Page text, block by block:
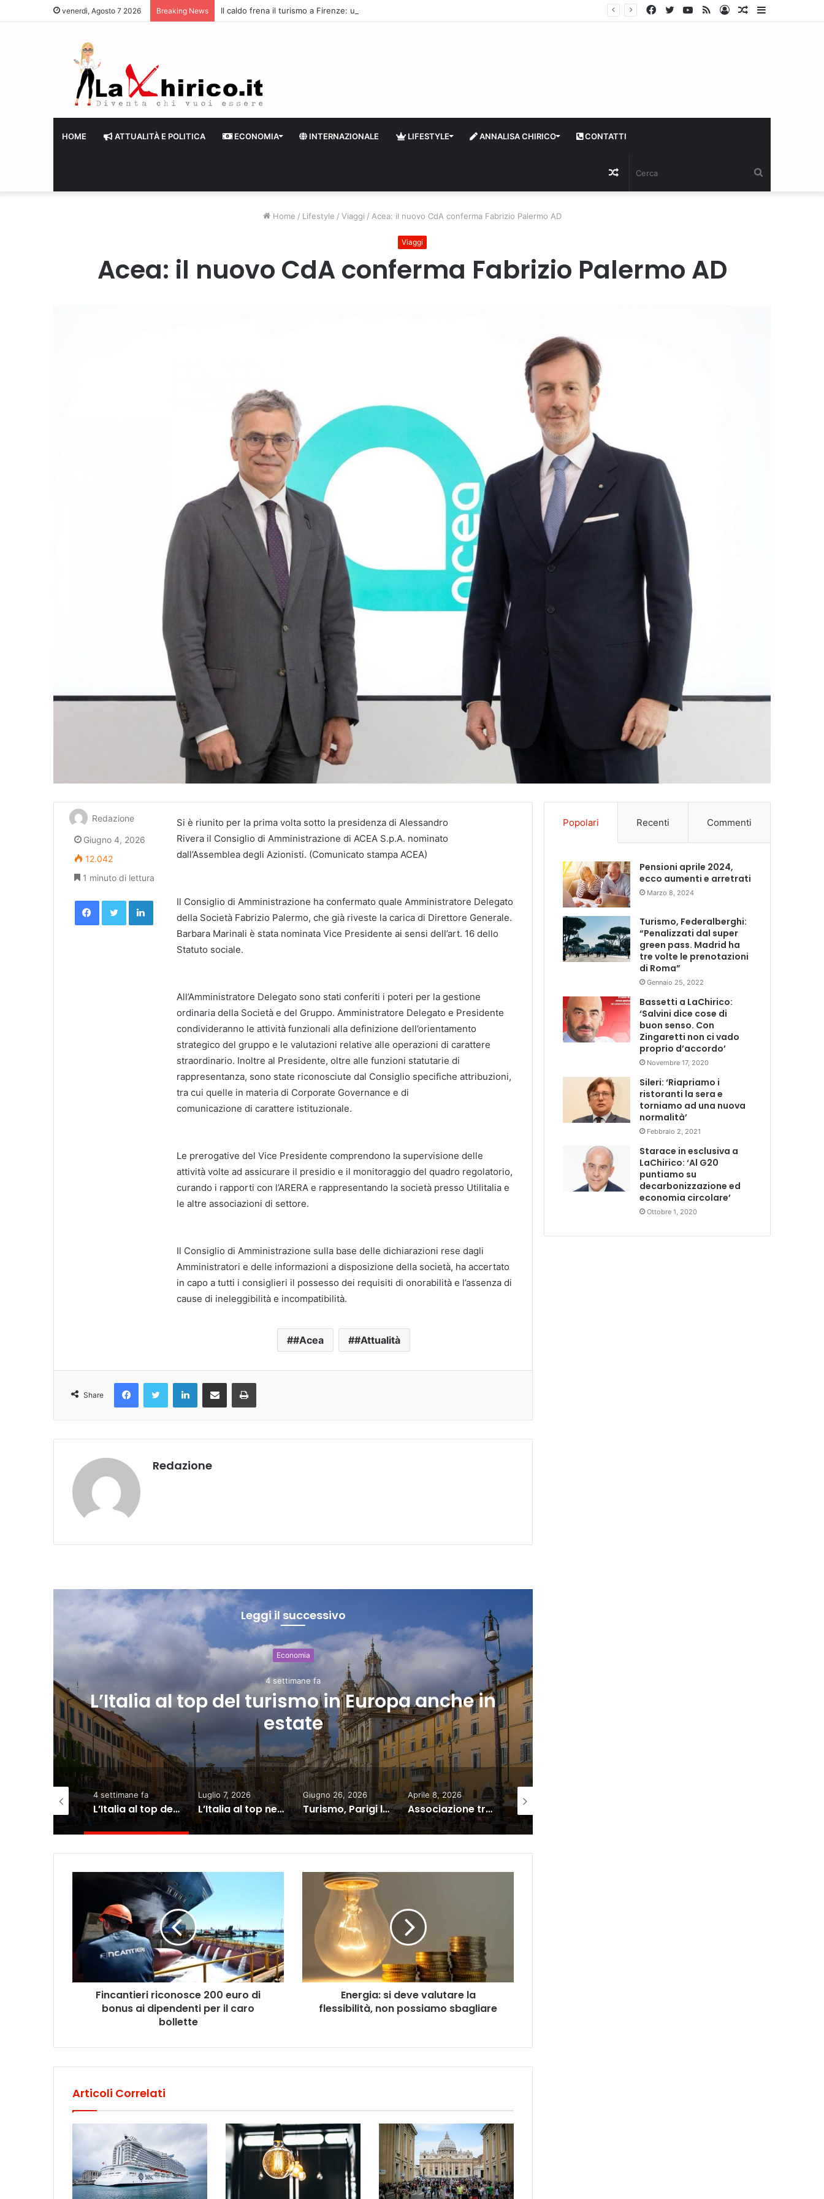
venerdì, Agosto 7 2026 Breaking News Il caldo frena il turismo a Firenze: una prima ripresa solo a settembre
Articolo
Log
RSS
YouTube
Twitter
Facebook
HOME ATTUALITÀ E POLITICA ECONOMIA INTERNAZIONALE LIFESTYLE ANNALISA CHIRICO CONTATTI
Articolo
Home / Lifestyle / Viaggi / Acea: il nuovo CdA conferma Fabrizio Palermo AD
Viaggi
Acea: il nuovo CdA conferma Fabrizio Palermo AD
Si è riunito per la prima volta sotto la presidenza di Alessandro
Rivera il Consiglio di Amministrazione di ACEA S.p.A. nominato
dall’Assemblea degli Azionisti. (Comunicato stampa ACEA)
Il Consiglio di Amministrazione ha confermato quale Amministratore Delegato
della Società Fabrizio Palermo, che già riveste la carica di Direttore Generale.
Barbara Marinali è stata nominata Vice Presidente ai sensi dell’art. 16 dello
Statuto sociale.
All’Amministratore Delegato sono stati conferiti i poteri per la gestione
ordinaria della Società e del Gruppo. Amministratore Delegato e Presidente
condivideranno le attività funzionali alla definizione dell’orientamento
strategico del gruppo e le valutazioni relative alle operazioni di carattere
straordinario. Inoltre al Presidente, oltre alle funzioni statutarie di
rappresentanza, sono state riconosciute dal Consiglio specifiche attribuzioni,
tra cui quelle in materia di Corporate Governance e di
comunicazione di carattere istituzionale.
Le prerogative del Vice Presidente comprendono la supervisione delle
attività volte ad assicurare il presidio e il monitoraggio del quadro regolatorio,
curando i rapporti con l’ARERA e rappresentando la società presso Utilitalia e
le altre associazioni di settore.
Il Consiglio di Amministrazione sulla base delle dichiarazioni rese dagli
Amministratori e delle informazioni a disposizione della società, ha accertato
in capo a tutti i consiglieri il possesso dei requisiti di onorabilità e l’assenza di
cause di ineleggibilità e incompatibilità.
#Acea #Attualità
Redazione
Giugno 4, 2026
12.042
1 minuto di lettura
Facebook Twitter LinkedIn
Share
Redazione
Leggi il successivo
Economia
Luglio 7, 2026
L’Italia al top nel turismo in Europa, per
Meloni: “Settore strategico”
L’Italia al top del turismo in Europa anche in estate
Luglio 7, 2026
L’Italia al top nel turismo in Europa, per Meloni: “Settore strategico”
Giugno 26, 2026
Turismo, Parigi la più cara d’Europa, Italia piazza 5 città in top 20
Aprile 8, 2026
Associazione traffico aereo: Europa dipendente da importazioni, troppo vulnerabile
2 giorni fa
Turismo al giro di boa: sempre più stranieri in Riviera
4 settimane fa
Fincantieri riconosce 200 euro di
bonus ai dipendenti per il caro
bollette
Energia: si deve valutare la
flessibilità, non possiamo sbagliare
Articoli Correlati
Popolari Recenti Commenti
Pensioni aprile 2024,
ecco aumenti e arretrati
Marzo 8, 2024
Turismo, Federalberghi:
“Penalizzati dal super
green pass. Madrid ha
tre volte le prenotazioni
di Roma”
Gennaio 25, 2022
Bassetti a LaChirico:
‘Salvini dice cose di
buon senso. Con
Zingaretti non ci vado
proprio d’accordo’
Novembre 17, 2020
Sileri: ‘Riapriamo i
ristoranti la sera e
torniamo ad una nuova
normalità’
Febbraio 2, 2021
Starace in esclusiva a
LaChirico: ‘Al G20
puntiamo su
decarbonizzazione ed
economia circolare’
Ottobre 1, 2020